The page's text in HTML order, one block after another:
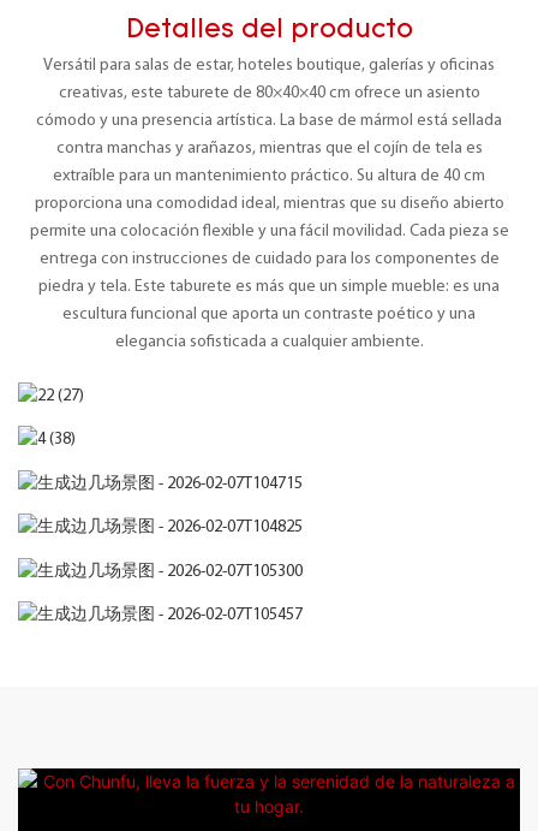
Detalles del producto
Versátil para salas de estar, hoteles boutique, galerías y oficinas
creativas, este taburete de 80×40×40 cm ofrece un asiento
cómodo y una presencia artística. La base de mármol está sellada
contra manchas y arañazos, mientras que el cojín de tela es
extraíble para un mantenimiento práctico. Su altura de 40 cm
proporciona una comodidad ideal, mientras que su diseño abierto
permite una colocación flexible y una fácil movilidad. Cada pieza se
entrega con instrucciones de cuidado para los componentes de
piedra y tela. Este taburete es más que un simple mueble: es una
escultura funcional que aporta un contraste poético y una
elegancia sofisticada a cualquier ambiente.